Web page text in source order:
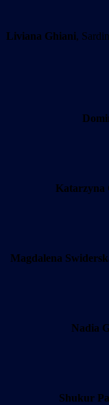
Liviana Ghiani,
Katarzyna
Magdalena
Nadia
Shukur